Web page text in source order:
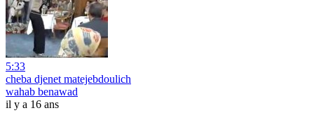
5:33
cheba djenet matejebdoulich
wahab benawad
il y a 16 ans